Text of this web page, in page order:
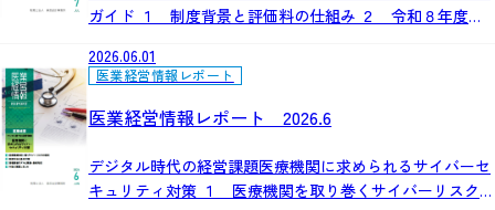
ガイド １ 制度背景と評価料の仕組み ２ 令和８年度改
確保に向けた今後の展望
2026.06.01
医業経営情報レポート
医業経営情報レポート 2026.6
デジタル時代の経営課題医療機関に求められるサイバーセ
キュリティ対策 １ 医療機関を取り巻くサイバーリスクの